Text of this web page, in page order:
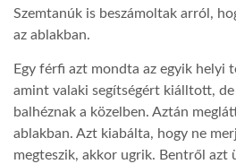
Szemtanúk is beszámoltak arról,
az ablakban.
Egy férfi azt mondta az egyik helyi
amint valaki segítségért kiálltott,
balhéznak a közelben. Aztán
ablakban. Azt kiabálta, hogy ne
megteszik, akkor ugrik. Bentről azt